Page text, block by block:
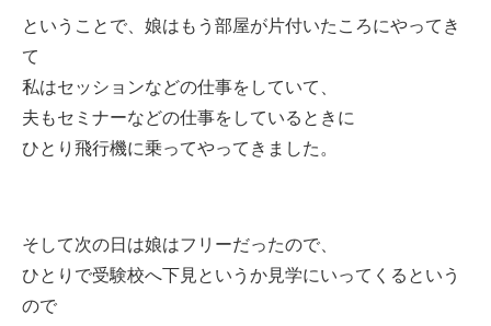
ということで、娘はもう部屋が片付いたころにやってき
て
私はセッションなどの仕事をしていて、
夫もセミナーなどの仕事をしているときに
ひとり飛行機に乗ってやってきました。
そして次の日は娘はフリーだったので、
ひとりで受験校へ下見というか見学にいってくるという
ので